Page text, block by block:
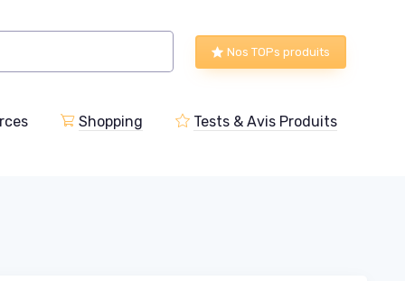
Nos TOPs produits
Shopping Tests & Avis Produits